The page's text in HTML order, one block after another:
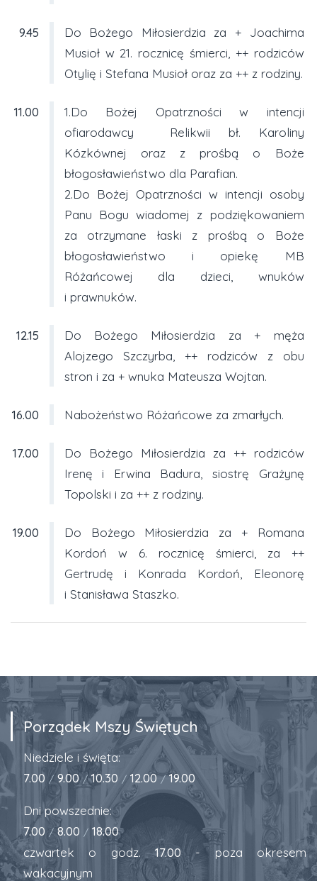
9.45
Do Bożego Miłosierdzia za + Joachima
Musioł w 21. rocznicę śmierci, ++ rodziców
Otylię i Stefana Musioł oraz za ++ z rodziny.
11.00
1.Do Bożej Opatrzności w intencji
ofiarodawcy Relikwii bł. Karoliny
Kózkównej oraz z prośbą o Boże
błogosławieństwo dla Parafian.
2.Do Bożej Opatrzności w intencji osoby
Panu Bogu wiadomej z podziękowaniem
za otrzymane łaski z prośbą o Boże
błogosławieństwo i opiekę MB
Różańcowej dla dzieci, wnuków
i prawnuków.
12.15
Do Bożego Miłosierdzia za + męża
Alojzego Szczyrba, ++ rodziców z obu
stron i za + wnuka Mateusza Wojtan.
16.00 Nabożeństwo Różańcowe za zmarłych.
17.00
Do Bożego Miłosierdzia za ++ rodziców
Irenę i Erwina Badura, siostrę Grażynę
Topolski i za ++ z rodziny.
19.00
Do Bożego Miłosierdzia za + Romana
Kordoń w 6. rocznicę śmierci, za ++
Gertrudę i Konrada Kordoń, Eleonorę
i Stanisława Staszko.
Porządek Mszy Świętych
Niedziele i święta:
7.00 / 9.00 / 10.30 / 12.00 / 19.00
Dni powszednie:
7.00 / 8.00 / 18.00
czwartek o godz.17.00 - poza okresem
wakacyjnym